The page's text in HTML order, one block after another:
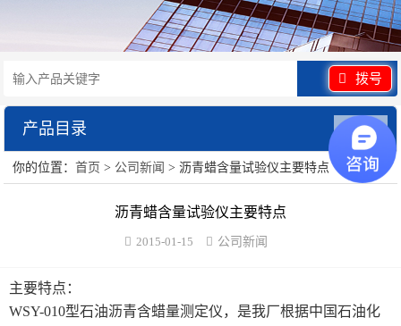
拨号
产品目录
水泥砂浆类试验仪器
混凝土类检测设备
防水卷材类试验仪器
展开
你的位置：首页 > 公司新闻 > 沥青蜡含量试验仪主要特点
沥青蜡含量试验仪主要特点
2015-01-15 公司新闻
主要特点：
WSY-010型石油沥青含蜡量测定仪，是我厂根据中国石油化